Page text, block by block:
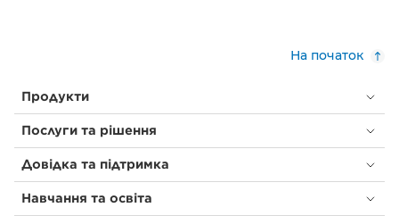
На початок
Продукти
Послуги та рішення
Довідка та підтримка
Навчання та освіта